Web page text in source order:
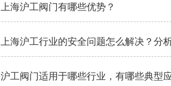
上海沪工阀门有哪些优势？
上海沪工行业的安全问题怎么解决？
沪工阀门适用于哪些行业，有哪些典型